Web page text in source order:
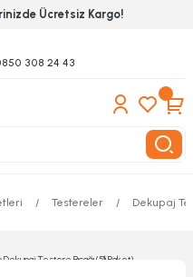
Ücretsiz Kargo!
308 24 43
Testereler Dekupaj